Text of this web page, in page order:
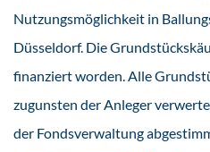
Nutzungsmöglichkeit in
Düsseldorf. Die
finanziert worden. Alle
zugunsten der Anleger
der Fondsverwaltung